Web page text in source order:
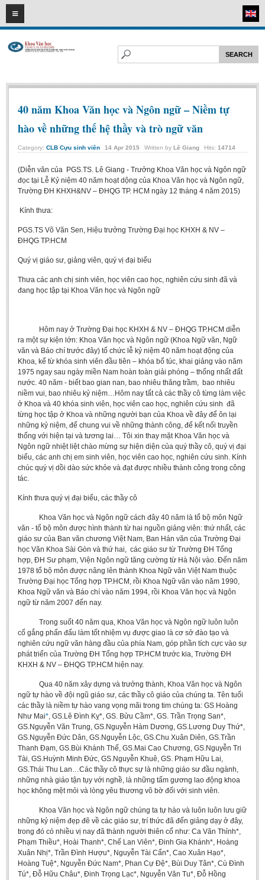
08 2026
HOME
Faculty of Literature
Department of Sinology-Nom Studies
Department of Arts Studies
Center of Sinology and Nom Studies
Images - Events
Undergraduate: Honor Degree
LITERARY WRITINGS & TRANSLATING
RESEARCH
Sinology & Nom
Linguistics
Vietnamese Folk Culture
Literary Theory & Criticism
Vietnamese Literature
Foreign Literatures & Comparative Literature
Education
BA, MA, PhD. Theses
CONFERENCE
Studies on Vietnamese and Korean Literature and Films
Modernization process in Japanese literature and in the literatures of
Studies on Sinology & Nom
Vietnamese and Japanese Literature Viewed from an East Asian
Perspective
To Build a Standard Orthography in Schools and the Media
80 Years of New Poetry and the Self-Reliant Literary Group
ALUMNI
Alumni Association
Scholarship Fund
STUDENT ACTIVITIES
Calligraphy Club
40 năm Khoa Văn học và Ngôn ngữ – Niềm tự
hào về những thế hệ thầy và trò ngữ văn
Category: CLB Cựu sinh viên 14 Apr 2015 Written by Lê Giang Hits: 14714
(Diễn văn của PGS.TS. Lê Giang - Trưởng Khoa Văn học và Ngôn ngữ
đọc tại Lễ Kỷ niệm 40 năm hoạt dộng của Khoa Văn học và Ngôn ngữ,
Trường ĐH KHXH&NV – ĐHQG TP. HCM ngày 12 tháng 4 năm 2015)
Kính thưa:
PGS.TS Võ Văn Sen, Hiệu trưởng Trường Đại học KHXH & NV –
ĐHQG TP.HCM
Quý vị giáo sư, giảng viên, quý vị đại biểu
Thưa các anh chị sinh viên, học viên cao học, nghiên cứu sinh đã và
đang học tập tại Khoa Văn học và Ngôn ngữ
Hôm nay ở Trường Đại học KHXH & NV – ĐHQG TP.HCM diễn
ra một sự kiện lớn: Khoa Văn học và Ngôn ngữ (Khoa Ngữ văn, Ngữ
văn và Báo chí trước đây) tổ chức lễ kỷ niệm 40 năm hoạt động của
Khoa, kể từ khóa sinh viên đầu tiên – khóa bổ túc, khai giảng vào năm
1975 ngay sau ngày miền Nam hoàn toàn giải phóng – thống nhất đất
nước. 40 năm - biết bao gian nan, bao nhiêu thăng trầm, bao nhiêu
niềm vui, bao nhiêu kỷ niệm…Hôm nay tất cả các thầy cô từng làm việc
ở Khoa và 40 khóa sinh viên, học viên cao học, nghiên cứu sinh đã
từng học tập ở Khoa và những người bạn của Khoa về đây để ôn lại
những kỷ niệm, để chung vui về những thành công, để kết nối truyền
thống với hiện tại và tương lai… Tôi xin thay mặt Khoa Văn học và
Ngôn ngữ nhiệt liệt chào mừng sự hiện diện của quý thầy cô, quý vị đại
biểu, các anh chị em sinh viên, học viên cao học, nghiên cứu sinh. Kính
chúc quý vị dồi dào sức khỏe và đạt được nhiều thành công trong công
tác.
Kính thưa quý vị đại biểu, các thầy cô
Khoa Văn học và Ngôn ngữ cách đây 40 năm là tổ bộ môn Ngữ
văn - tổ bộ môn được hình thành từ hai nguồn giảng viên: thứ nhất, các
giáo sư của Ban văn chương Việt Nam, Ban Hán văn của Trường Đại
học Văn Khoa Sài Gòn và thứ hai, các giáo sư từ Trường ĐH Tổng
hợp, ĐH Sư phạm, Viện Ngôn ngữ tăng cường từ Hà Nội vào. Đến năm
1978 tổ bộ môn được nâng lên thành Khoa Ngữ văn Việt Nam thuộc
Trường Đại học Tổng hợp TP.HCM, rồi Khoa Ngữ văn vào năm 1990,
Khoa Ngữ văn và Báo chí vào năm 1994, rồi Khoa Văn học và Ngôn
ngữ từ năm 2007 đến nay.
Trong suốt 40 năm qua, Khoa Văn học và Ngôn ngữ luôn luôn
cố gắng phấn đấu làm tốt nhiệm vụ được giao là cơ sở đào tạo và
nghiên cứu ngữ văn hàng đầu của phía Nam, góp phần tích cực vào sự
phát triển của Trường ĐH Tổng hợp TP.HCM trước kia, Trường ĐH
KHXH & NV – ĐHQG TP.HCM hiện nay.
Qua 40 năm xây dựng và trưởng thành, Khoa Văn học và Ngôn
ngữ tự hào về đội ngũ giáo sư, các thầy cô giáo của chúng ta. Tên tuổi
các thầy là niềm tự hào vang vọng mãi trong tim chúng ta: GS Hoàng
Như Mai*, GS.Lê Đình Kỵ*, GS. Bửu Cầm*, GS. Trần Trọng San*,
GS.Nguyễn Văn Trung, GS.Nguyễn Hàm Dương, GS.Lương Duy Thứ*,
GS.Nguyễn Đức Dân, GS.Nguyễn Lộc, GS.Chu Xuân Diên, GS.Trần
Thanh Đạm, GS.Bùi Khánh Thế, GS.Mai Cao Chương, GS.Nguyễn Tri
Tài, GS.Huỳnh Minh Đức, GS.Nguyễn Khuê, GS. Phạm Hữu Lai,
GS.Thái Thu Lan…Các thầy cô thực sự là những giáo sư đầu ngành,
những nhà giáo tận tụy với nghề, là những tấm gương lao động khoa
học không mệt mỏi và lòng yêu thương vô bờ đối với sinh viên.
Khoa Văn học và Ngôn ngữ chúng ta tự hào và luôn luôn lưu giữ
những kỷ niệm đẹp đẽ về các giáo sư, trí thức đã đến giảng dạy ở đây,
trong đó có nhiều vị nay đã thành người thiên cổ như: Ca Văn Thỉnh*,
Phạm Thiều*, Hoài Thanh*, Chế Lan Viên*, Đinh Gia Khánh*, Hoàng
Xuân Nhị*, Trần Đình Hượu*, Nguyễn Tài Cẩn*, Cao Xuân Hạo*,
Hoàng Tuệ*, Nguyễn Đức Nam*, Phan Cự Đệ*, Bùi Duy Tân*, Cù Đình
Tú*, Đỗ Hữu Châu*, Đinh Trọng Lạc*, Nguyễn Văn Tu*, Đỗ Hồng